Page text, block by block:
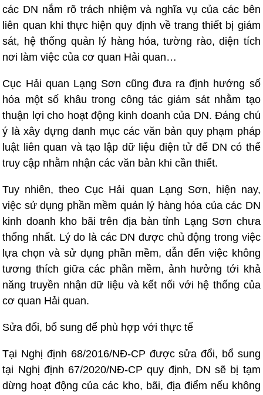
các DN nắm rõ trách nhiệm và nghĩa vụ của các bên
liên quan khi thực hiện quy định về trang thiết bị giám
sát, hệ thống quản lý hàng hóa, tường rào, diện tích
nơi làm việc của cơ quan Hải quan…
Cục Hải quan Lạng Sơn cũng đưa ra định hướng số
hóa một số khâu trong công tác giám sát nhằm tạo
thuận lợi cho hoạt động kinh doanh của DN. Đáng chú
ý là xây dựng danh mục các văn bản quy phạm pháp
luật liên quan và tạo lập dữ liệu điện tử để DN có thể
truy cập nhằm nhận các văn bản khi cần thiết.
Tuy nhiên, theo Cục Hải quan Lạng Sơn, hiện nay,
việc sử dụng phần mềm quản lý hàng hóa của các DN
kinh doanh kho bãi trên địa bàn tỉnh Lạng Sơn chưa
thống nhất. Lý do là các DN được chủ động trong việc
lựa chọn và sử dụng phần mềm, dẫn đến việc không
tương thích giữa các phần mềm, ảnh hưởng tới khả
năng truyền nhận dữ liệu và kết nối với hệ thống của
cơ quan Hải quan.
Sửa đổi, bổ sung để phù hợp với thực tế
Tại Nghị định 68/2016/NĐ-CP được sửa đổi, bổ sung
tại Nghị định 67/2020/NĐ-CP quy định, DN sẽ bị tạm
dừng hoạt động của các kho, bãi, địa điểm nếu không